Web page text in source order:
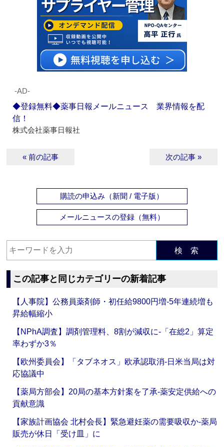
‐AD‐
◆登録無料◆薬事日報メールニュース 業界情報を配
信！
株式会社薬事日報社
« 前の記事 次の記事 »
購読の申込み（新聞 / 電子版）
メールニュースの登録（無料）
検 索
この記事と同じカテゴリーの新着記事
【人事院】公務員薬剤師・初任給9800円増‐5年連続増も
昇給幅縮小
【NPhA調査】調剤管理料、8割が減収に‐「在総2」算定
率わずか3％
【欧州委員会】「タブネオス」欧承認取消‐日米当局は対
応協議中
【薬局方部会】20局の基本方針案を了承‐薬安定供給への
貢献意識
【家族計画協会 北村会長】緊急避妊薬の需要吸収か‐薬局
販売が休日「受け皿」に